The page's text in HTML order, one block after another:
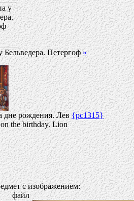
Бельведера. Петергоф»
дне рождения. Лев{pc1315}
the birthday. Lion
с изображением:
файл